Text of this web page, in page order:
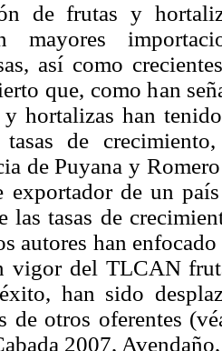
de frutas y
mayores
así como
que, como han
y hortalizas han
tasas de
de Puyana y
exportador de un
las tasas de
autores han
vigor del TLCAN
han sido
de otros oferentes
2007,